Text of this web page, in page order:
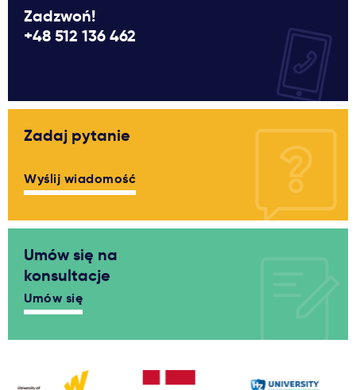
Zadzwoń!
+48 512 136 462
Zadaj pytanie
Wyślij wiadomość
Umów się na
konsultacje
Umów się